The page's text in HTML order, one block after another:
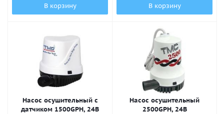
В корзину В корзину
Насос осушительный с
датчиком 1500GPH, 24В
Насос осушительный
2500GPH, 24В